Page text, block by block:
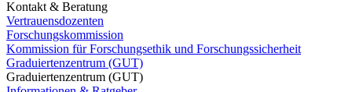
Kontakt & Beratung
Vertrauensdozenten
Forschungskommission
Kommission für Forschungsethik und Forschungssicherheit
Graduiertenzentrum (GUT)
Graduiertenzentrum (GUT)